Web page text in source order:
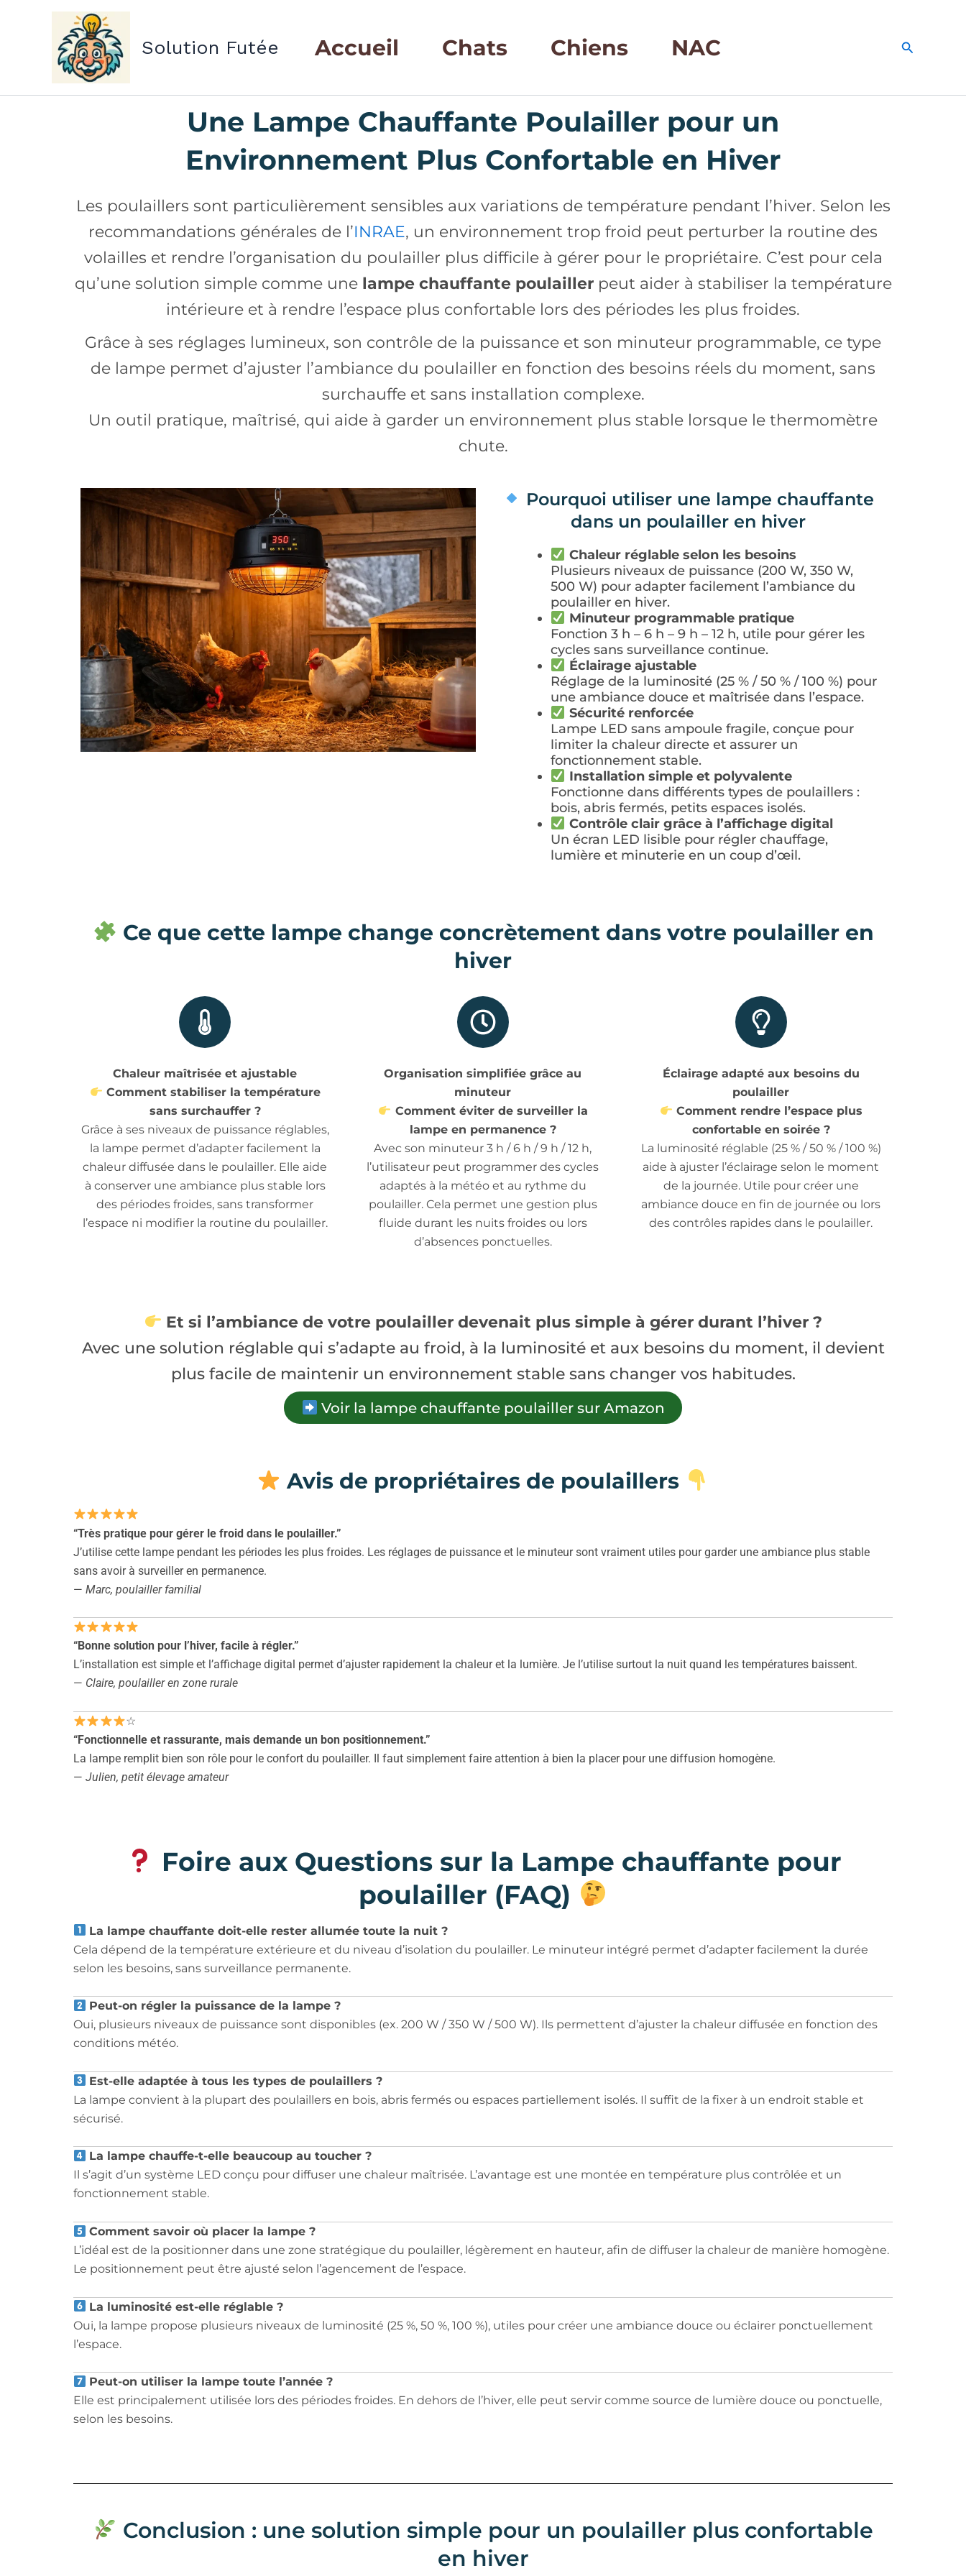
Solution Futée Accueil Chats Chiens NAC
Une Lampe Chauffante Poulailler pour un
Environnement Plus Confortable en Hiver
Les poulaillers sont particulièrement sensibles aux variations de température pendant l’hiver. Selon les
recommandations générales de l’INRAE, un environnement trop froid peut perturber la routine des
volailles et rendre l’organisation du poulailler plus difficile à gérer pour le propriétaire. C’est pour cela
qu’une solution simple comme une lampe chauffante poulaillerpeut aider à stabiliser la température
intérieure et à rendre l’espace plus confortable lors des périodes les plus froides.
Grâce à ses réglages lumineux, son contrôle de la puissance et son minuteur programmable, ce type
de lampe permet d’ajuster l’ambiance du poulailler en fonction des besoins réels du moment, sans
surchauffe et sans installation complexe.
Un outil pratique, maîtrisé, qui aide à garder un environnement plus stable lorsque le thermomètre
chute.
Pourquoi utiliser une lampe chauffante
dans un poulailler en hiver
Chaleur réglable selon les besoins
Plusieurs niveaux de puissance (200 W, 350 W,
500 W) pour adapter facilement l’ambiance du
poulailler en hiver.
Minuteur programmable pratique
Fonction 3 h – 6 h – 9 h – 12 h, utile pour gérer les
cycles sans surveillance continue.
Éclairage ajustable
Réglage de la luminosité (25 % / 50 % / 100 %) pour
une ambiance douce et maîtrisée dans l’espace.
Sécurité renforcée
Lampe LED sans ampoule fragile, conçue pour
limiter la chaleur directe et assurer un
fonctionnement stable.
Installation simple et polyvalente
Fonctionne dans différents types de poulaillers :
bois, abris fermés, petits espaces isolés.
Contrôle clair grâce à l’affichage digital
Un écran LED lisible pour régler chauffage,
lumière et minuterie en un coup d’œil.
Ce que cette lampe change concrètement dans votre poulailler en
hiver
Chaleur maîtrisée et ajustable
Comment stabiliser la température
sans surchauffer ?
Grâce à ses niveaux de puissance réglables,
la lampe permet d’adapter facilement la
chaleur diffusée dans le poulailler. Elle aide
à conserver une ambiance plus stable lors
des périodes froides, sans transformer
l’espace ni modifier la routine du poulailler.
Organisation simplifiée grâce au
minuteur
Comment éviter de surveiller la
lampe en permanence ?
Avec son minuteur 3 h / 6 h / 9 h / 12 h,
l’utilisateur peut programmer des cycles
adaptés à la météo et au rythme du
poulailler. Cela permet une gestion plus
fluide durant les nuits froides ou lors
d’absences ponctuelles.
Éclairage adapté aux besoins du
poulailler
Comment rendre l’espace plus
confortable en soirée ?
La luminosité réglable (25 % / 50 % / 100 %)
aide à ajuster l’éclairage selon le moment
de la journée. Utile pour créer une
ambiance douce en fin de journée ou lors
des contrôles rapides dans le poulailler.
Et si l’ambiance de votre poulailler devenait plus simple à gérer durant l’hiver ?
Avec une solution réglable qui s’adapte au froid, à la luminosité et aux besoins du moment, il devient
plus facile de maintenir un environnement stable sans changer vos habitudes.
Voir la lampe chauffante poulailler sur Amazon
Avis de propriétaires de poulaillers
“Très pratique pour gérer le froid dans le poulailler.”
J’utilise cette lampe pendant les périodes les plus froides. Les réglages de puissance et le minuteur sont vraiment utiles pour garder une ambiance plus stable
sans avoir à surveiller en permanence.
— Marc, poulailler familial
“Bonne solution pour l’hiver, facile à régler.”
L’installation est simple et l’affichage digital permet d’ajuster rapidement la chaleur et la lumière. Je l’utilise surtout la nuit quand les températures baissent.
— Claire, poulailler en zone rurale
☆
“Fonctionnelle et rassurante, mais demande un bon positionnement.”
La lampe remplit bien son rôle pour le confort du poulailler. Il faut simplement faire attention à bien la placer pour une diffusion homogène.
— Julien, petit élevage amateur
Foire aux Questions sur la Lampe chauffante pour
poulailler (FAQ)
La lampe chauffante doit-elle rester allumée toute la nuit ?
Cela dépend de la température extérieure et du niveau d’isolation du poulailler. Le minuteur intégré permet d’adapter facilement la durée
selon les besoins, sans surveillance permanente.
Peut-on régler la puissance de la lampe ?
Oui, plusieurs niveaux de puissance sont disponibles (ex. 200 W / 350 W / 500 W). Ils permettent d’ajuster la chaleur diffusée en fonction des
conditions météo.
Est-elle adaptée à tous les types de poulaillers ?
La lampe convient à la plupart des poulaillers en bois, abris fermés ou espaces partiellement isolés. Il suffit de la fixer à un endroit stable et
sécurisé.
La lampe chauffe-t-elle beaucoup au toucher ?
Il s’agit d’un système LED conçu pour diffuser une chaleur maîtrisée. L’avantage est une montée en température plus contrôlée et un
fonctionnement stable.
Comment savoir où placer la lampe ?
L’idéal est de la positionner dans une zone stratégique du poulailler, légèrement en hauteur, afin de diffuser la chaleur de manière homogène.
Le positionnement peut être ajusté selon l’agencement de l’espace.
La luminosité est-elle réglable ?
Oui, la lampe propose plusieurs niveaux de luminosité (25 %, 50 %, 100 %), utiles pour créer une ambiance douce ou éclairer ponctuellement
l’espace.
Peut-on utiliser la lampe toute l’année ?
Elle est principalement utilisée lors des périodes froides. En dehors de l’hiver, elle peut servir comme source de lumière douce ou ponctuelle,
selon les besoins.
Conclusion : une solution simple pour un poulailler plus confortable
en hiver